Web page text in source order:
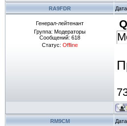
RA9FDR
Генерал-лейтенант
Группа: Модераторы
Сообщений: 618
Статус: Offline
RM9CM